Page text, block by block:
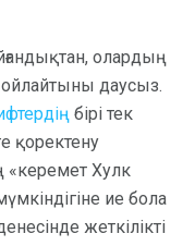
олардың
даусыз.
бірі тек
қоректену
«керемет Хулк
ие бола
жеткілікті